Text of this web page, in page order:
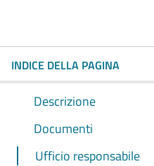
INDICE DELLA PAGINA
Descrizione
Documenti
Ufficio responsabile